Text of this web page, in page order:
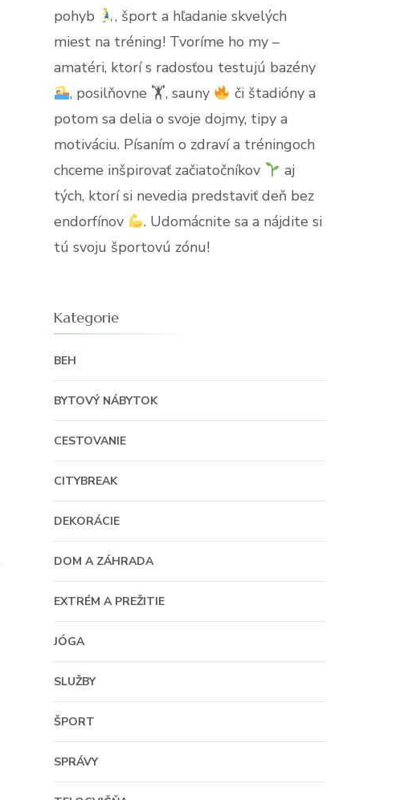
pohyb
, šport a hľadanie skvelých
miest na tréning! Tvoríme ho my –
amatéri, ktorí s radosťou testujú bazény
, posilňovne 🏋, sauny
či štadióny a
potom sa delia o svoje dojmy, tipy a
motiváciu. Písaním o zdraví a tréningoch
chceme inšpirovať začiatočníkov
aj
tých, ktorí si nevedia predstaviť deň bez
endorfínov
. Udomácnite sa a nájdite si
tú svoju športovú zónu!
Kategorie
BEH
BYTOVÝ NÁBYTOK
CESTOVANIE
CITYBREAK
DEKORÁCIE
DOM A ZÁHRADA
EXTRÉM A PREŽITIE
JÓGA
SLUŽBY
ŠPORT
SPRÁVY